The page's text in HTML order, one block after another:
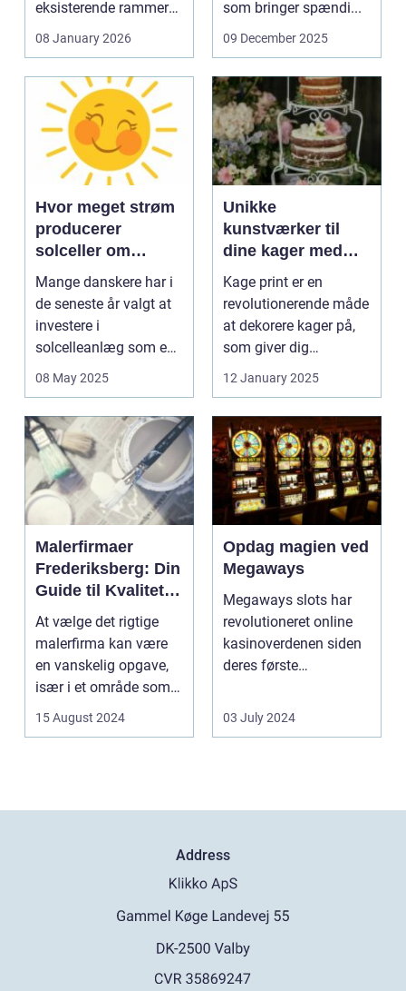
eksisterende rammer
og glas med ...
08 January 2026
som bringer spændi...
09 December 2025
Hvor meget strøm
producerer
solceller om
vinteren?
Mange danskere har i
de seneste år valgt at
investere i
solcelleanlæg som en
bæred...
08 May 2025
Unikke
kunstværker til
dine kager med
kage print
Kage print er en
revolutionerende måde
at dekorere kager på,
som giver dig
mulighed for ...
12 January 2025
Malerfirmaer
Frederiksberg: Din
Guide til Kvalitet
og Service
At vælge det rigtige
malerfirma kan være
en vanskelig opgave,
især i et område som
Frederiksberg, hv...
15 August 2024
Opdag magien ved
Megaways
Megaways slots har
revolutioneret online
kasinoverdenen siden
deres første
spillea...
03 July 2024
Address